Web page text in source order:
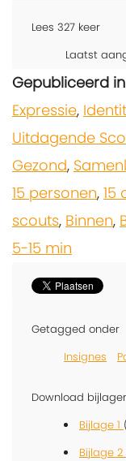
Lees 327 keer
Laatst
Gepubliceerd in
Expressie,
Uitdagende
Gezond,
15 personen, 15
scouts, Binnen,
5-15 min
Getagged onder
Insignes
Download
Bijlage 1
Bijlage 2